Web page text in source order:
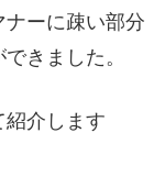
ーに疎い部分
きました。
介します